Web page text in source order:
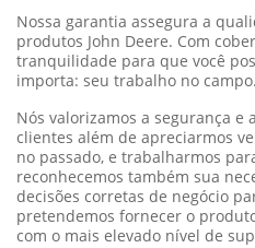
Nossa garantia assegura a
produtos John Deere. Com
tranquilidade para que você
importa: seu trabalho no campo.
Nós valorizamos a segurança e
clientes além de apreciarmos
no passado, e trabalharmos
reconhecemos também sua
decisões corretas de negócio
pretendemos fornecer o
com o mais elevado nível de